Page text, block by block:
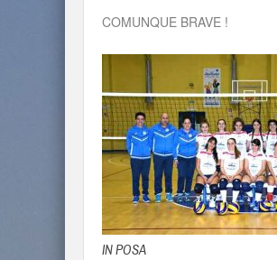
COMUNQUE BRAVE !
IN POSA